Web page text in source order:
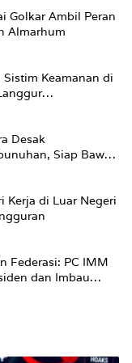
Golkar Ambil Peran
Almarhum
Sistim Keamanan di
Desak
Siap Bawa
Kerja di Luar Negeri
Federasi: PC IMM
dan Imbau
Putih Di